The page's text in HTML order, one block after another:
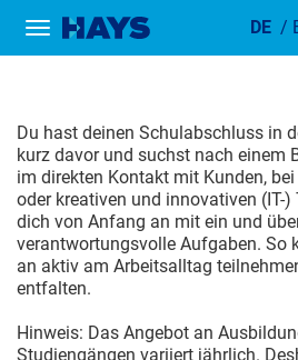
Show / hide navigation DE /
AUSBILDUNG &
Du hast deinen Schulabschluss in
kurz davor und suchst nach einem
im direkten Kontakt mit Kunden,
oder kreativen und innovativen (IT-
dich von Anfang an mit ein und
verantwortungsvolle Aufgaben. So
an aktiv am Arbeitsalltag
entfalten.
Hinweis: Das Angebot an
Studiengängen variiert jährlich.